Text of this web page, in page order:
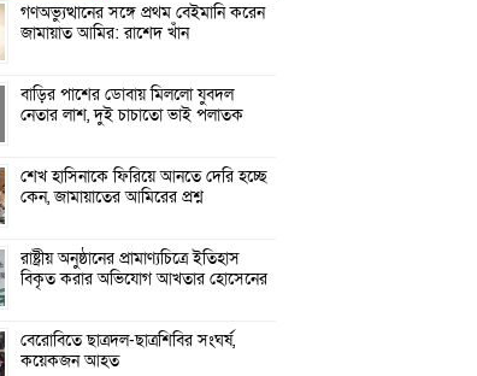
গণঅভ্যুত্থানের সঙ্গে প্রথম বেইমানি করেন
জামায়াত আমির: রাশেদ খাঁন
বাড়ির পাশের ডোবায় মিললো যুবদল
নেতার লাশ, দুই চাচাতো ভাই পলাতক
শেখ হাসিনাকে ফিরিয়ে আনতে দেরি হচ্ছে
কেন, জামায়াতের আমিরের প্রশ্ন
রাষ্ট্রীয় অনুষ্ঠানের প্রামাণ্যচিত্রে ইতিহাস
বিকৃত করার অভিযোগ আখতার হোসেনের
বেরোবিতে ছাত্রদল-ছাত্রশিবির সংঘর্ষ,
কয়েকজন আহত